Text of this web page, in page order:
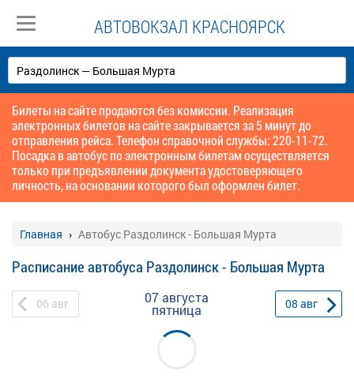
АВТОВОКЗАЛ КРАСНОЯРСК
Билеты на сайте продаются без комиссии. Реализация
электронных билетов на сайте закрывается за 5 минут до
отправления рейса. Телефон справочной службы: 220-11-72.
Посадка в автобус по электронным билетам осуществляется
только при предъявлении документа удостоверяющего
личность, на основании которого был оформлен билет.
Главная Автобус Раздолинск - Большая Мурта
Расписание автобуса Раздолинск - Большая Мурта
06 авг 07 августа
пятница 08 авг